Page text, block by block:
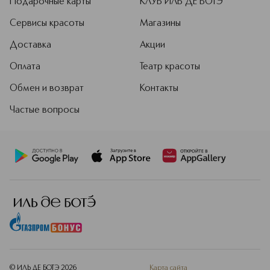
Сервисы красоты
Доставка
Оплата
Обмен и возврат
Частые вопросы
Магазины
Акции
Театр красоты
Контакты
© ИЛЬ ДЕ БОТЭ 2026 Карта сайта